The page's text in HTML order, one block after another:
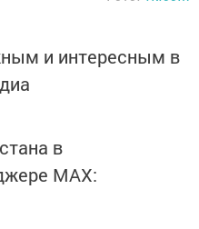
и интересным в
в
MАХ: